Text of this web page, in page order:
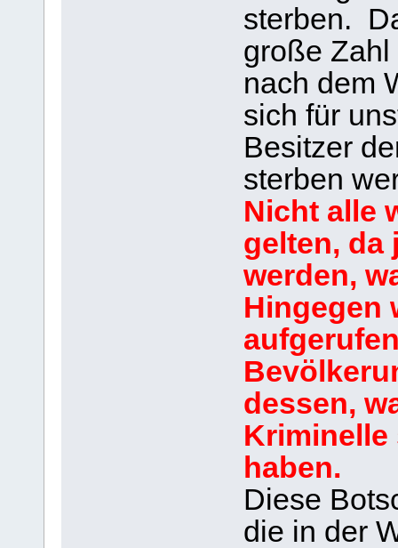
sterben.
große
nach dem
sich für
Besitzer
sterben
Nicht alle
gelten, da
werden,
Hingegen
dessen,
Kriminelle
haben.
Diese
die in der